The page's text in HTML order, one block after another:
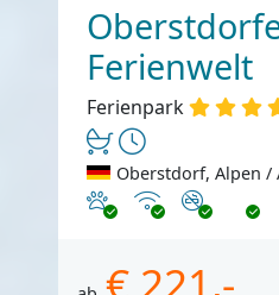
Ferienwelt
Ferienpark
Oberstdorf, Alpen /
Haustiere erlaubt
InternetNichtraucher
€ 221,-